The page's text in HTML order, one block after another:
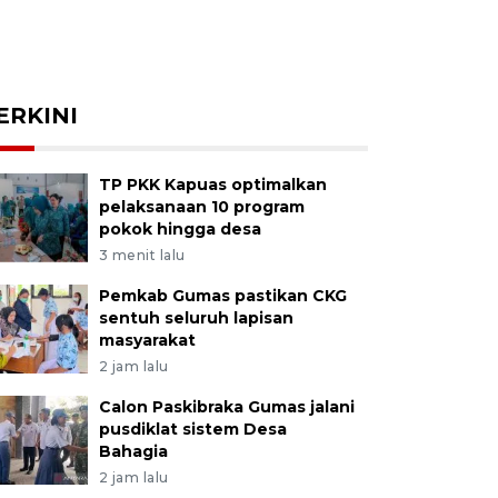
TP PKK Kapuas optimalkan
pelaksanaan 10 program
pokok hingga desa
3 menit lalu
Pemkab Gumas pastikan CKG
sentuh seluruh lapisan
masyarakat
2 jam lalu
Calon Paskibraka Gumas jalani
pusdiklat sistem Desa
Bahagia
2 jam lalu